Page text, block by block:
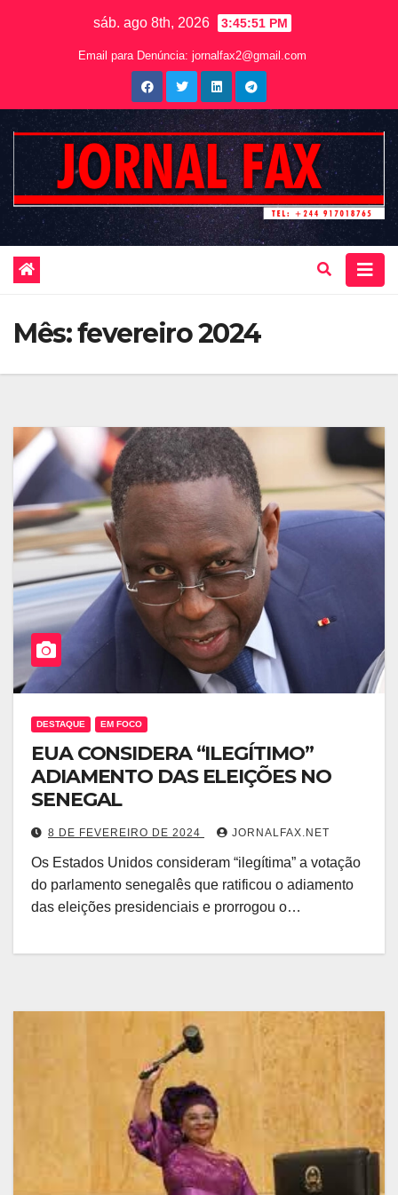
sáb. ago 8th, 2026 3:45:53 PM
Email para Denúncia: jornalfax2@gmail.com
Mês:fevereiro 2024
DESTAQUE EM FOCO
EUA CONSIDERA “ILEGÍTIMO”
ADIAMENTO DAS ELEIÇÕES NO
SENEGAL
8 DE FEVEREIRO DE 2024 JORNALFAX.NET
Os Estados Unidos consideram “ilegítima” a votação
do parlamento senegalês que ratificou o adiamento
das eleições presidenciais e prorrogou o…